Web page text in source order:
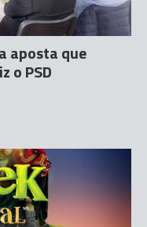
aposta que
o PSD